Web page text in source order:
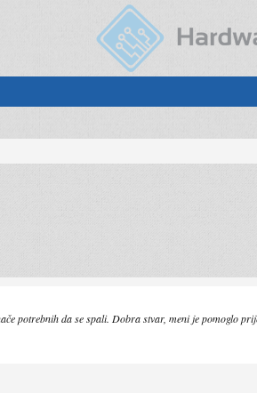
potrebnih da se spali. Dobra stvar, meni je pomoglo